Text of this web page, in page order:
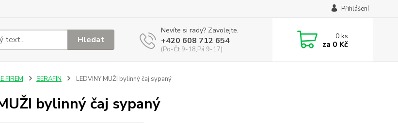
Přihlášení
Hledat
Nevíte si rady? Zavolejte.
+420 608 712 654
(Po-Čt 9-18,Pá 9-17)
0ks
za 0 Kč
FIREM SERAFIN LEDVINY MUŽI bylinný čaj sypaný
bylinný čaj sypaný